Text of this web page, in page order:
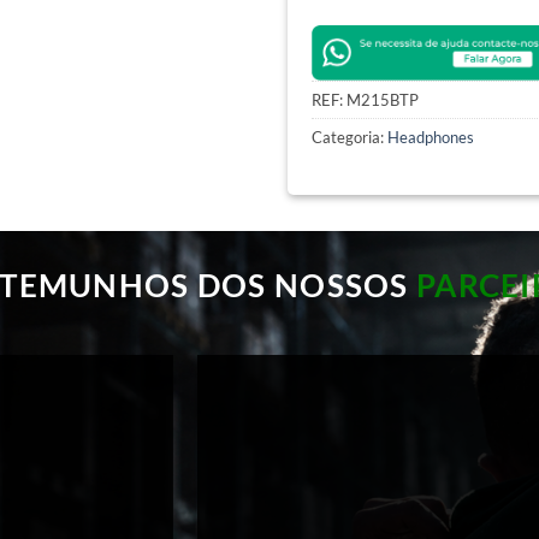
REF: M215BTP
Categoria: Headphones
DOS NOSSOS